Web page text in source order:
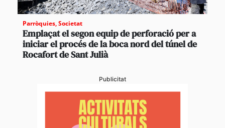
Parròquies,Societat
Emplaçat el segon equip de perforació per a
iniciar el procés de la boca nord del túnel de
Rocafort de Sant Julià
Publicitat